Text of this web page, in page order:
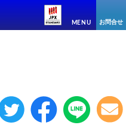
MENU お問合せ